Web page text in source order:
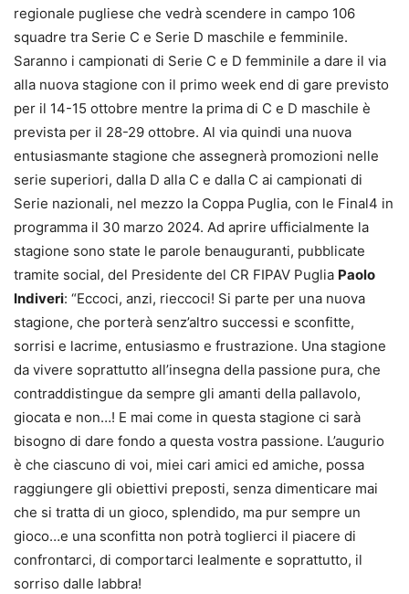
regionale pugliese che vedrà scendere in campo 106
squadre tra Serie C e Serie D maschile e femminile.
Saranno i campionati di Serie C e D femminile a dare il via
alla nuova stagione con il primo week end di gare previsto
per il 14-15 ottobre mentre la prima di C e D maschile è
prevista per il 28-29 ottobre. Al via quindi una nuova
entusiasmante stagione che assegnerà promozioni nelle
serie superiori, dalla D alla C e dalla C ai campionati di
Serie nazionali, nel mezzo la Coppa Puglia, con le Final4 in
programma il 30 marzo 2024. Ad aprire ufficialmente la
stagione sono state le parole benauguranti, pubblicate
tramite social, del Presidente del CR FIPAV Puglia Paolo
Indiveri: “Eccoci, anzi, rieccoci! Si parte per una nuova
stagione, che porterà senz’altro successi e sconfitte,
sorrisi e lacrime, entusiasmo e frustrazione. Una stagione
da vivere soprattutto all’insegna della passione pura, che
contraddistingue da sempre gli amanti della pallavolo,
giocata e non…! E mai come in questa stagione ci sarà
bisogno di dare fondo a questa vostra passione. L’augurio
è che ciascuno di voi, miei cari amici ed amiche, possa
raggiungere gli obiettivi preposti, senza dimenticare mai
che si tratta di un gioco, splendido, ma pur sempre un
gioco…e una sconfitta non potrà toglierci il piacere di
confrontarci, di comportarci lealmente e soprattutto, il
sorriso dalle labbra!